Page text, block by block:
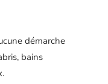
démarche
bains